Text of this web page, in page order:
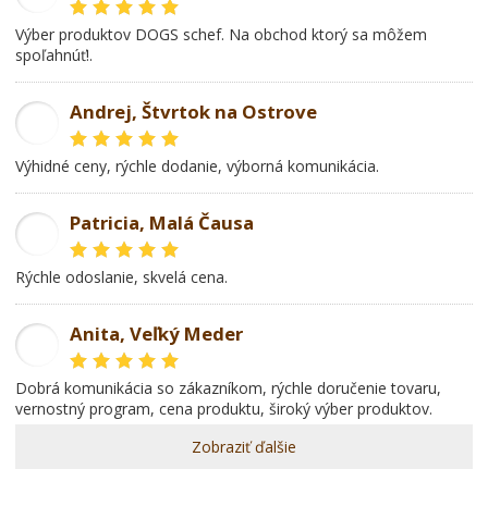
Výber produktov DOGS schef. Na obchod ktorý sa môžem
spoľahnúť!.
Andrej, Štvrtok na Ostrove
Výhidné ceny, rýchle dodanie, výborná komunikácia.
Patricia, Malá Čausa
rýchle odoslanie, skvelá cena.
Anita, Veľký Meder
dobrá komunikácia so zákazníkom, rýchle doručenie tovaru,
vernostný program, cena produktu, široký výber produktov.
Zobraziť ďalšie